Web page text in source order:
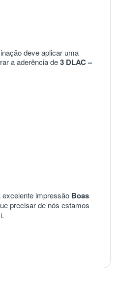
deve aplicar uma
a aderência de3 DLAC –
excelente impressão Boas
precisar de nós estamos